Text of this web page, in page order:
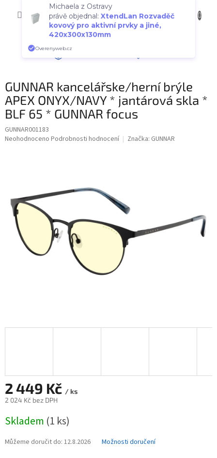
CZK
GUNNAR kancelářske/herní brýle
APEX ONYX/NAVY * jantárová skla *
BLF 65 * GUNNAR focus
GUNNAR001183
Průměrné
hvězdiček.
Neohodnoceno Podrobnosti hodnocení Značka: GUNNAR
2 449 Kč / ks
2 024 Kč bez DPH
cena:
Skladem (1 ks)
Můžeme doručit do: 12.8.2026 Možnosti doručení
Michaela z Ostravy
právě objednal:XtendLan Rozvaděč
kovový pro aktivní prvky a jiné,
Overenyweb.cz